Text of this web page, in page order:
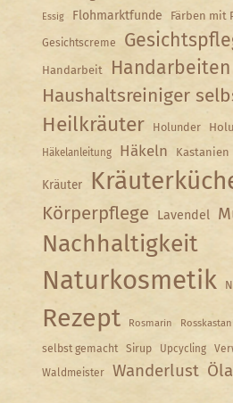
Essig Flohmarktfunde Färben mit
Gesichtscreme
Handarbeit
Handarbeiten
Haushaltsreiniger
Heilkräuter Holunder
Häkelanleitung Häkeln Kastanien
Kräuter
Körperpflege Lavendel
Nachhaltigkeit
Naturkosmetik
Rezept Rosmarin
selbst gemacht Sirup Upcycling
Waldmeister
Wanderlust